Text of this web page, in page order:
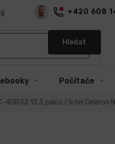
+420 608
Hledat
Počítače
4GR32 13,3 palců / Intel Celeron